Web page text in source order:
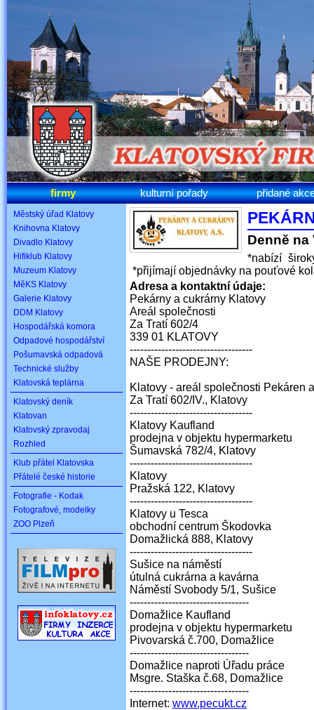
firmy kulturní pořady přidané
Městský úřad Klatovy
Knihovna Klatovy
Divadlo Klatovy
Hifiklub Klatovy
Muzeum Klatovy
MěKS Klatovy
Galerie Klatovy
DDM Klatovy
Hospodářská komora
Odpadové hospodářství
Pošumavská odpadová
Technické služby
Klatovská teplárna
Klatovský deník
Klatovan
Klatovský zpravodaj
Rozhled
Klub přátel Klatovska
Přátelé české historie
Fotografie - Kodak
Fotografové, modelky
ZOO Plzeň
Denně na
*nabízí
*přijímají objednávky na pouťové
Adresa a kontaktní údaje:
Pekárny a cukrárny Klatovy
Areál společnosti
Za Tratí 602/4
339 01 KLATOVY
-----------------------------------
NAŠE PRODEJNY:
Klatovy - areál společnosti Pekáren
Za Tratí 602/IV., Klatovy
-----------------------------------
Klatovy Kaufland
prodejna v objektu hypermarketu
Šumavská 782/4, Klatovy
-----------------------------------
Klatovy
Pražská 122, Klatovy
-----------------------------------
Klatovy u Tesca
obchodní centrum Škodovka
Domažlická 888, Klatovy
-----------------------------------
Sušice na náměstí
útulná cukrárna a kavárna
Náměstí Svobody 5/1, Sušice
----------------------------------
Domažlice Kaufland
prodejna v objektu hypermarketu
Pivovarská č.700, Domažlice
----------------------------------
Domažlice naproti Úřadu práce
Msgre. Staška č.68, Domažlice
----------------------------------
Internet: www.pecukt.cz